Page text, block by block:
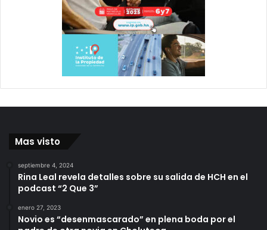
Mas visto
septiembre 4, 2024
Rina Leal revela detalles sobre su salida de HCH en el
podcast “2 Que 3”
enero 27, 2023
Novio es “desenmascarado” en plena boda por el